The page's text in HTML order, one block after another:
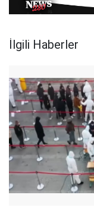
İlgili Haberler